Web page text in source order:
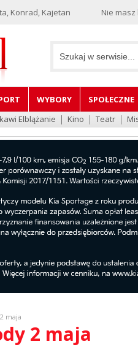
Konrad, Kajetan Nie
WYBORY SPOŁECZNE
Elblążanie Kino Teatr
maja
2 maja